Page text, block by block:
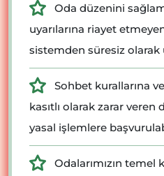
Oda düzenini
uyarılarına riayet
sistemden süresiz olarak
Sohbet kurallarına
kasıtlı olarak zarar veren
yasal işlemlere
Odalarımızın temel